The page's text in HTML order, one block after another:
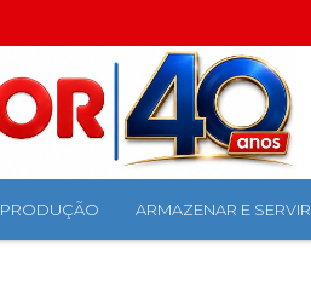
PRODUÇÃO ARMAZENAR E SERVIR